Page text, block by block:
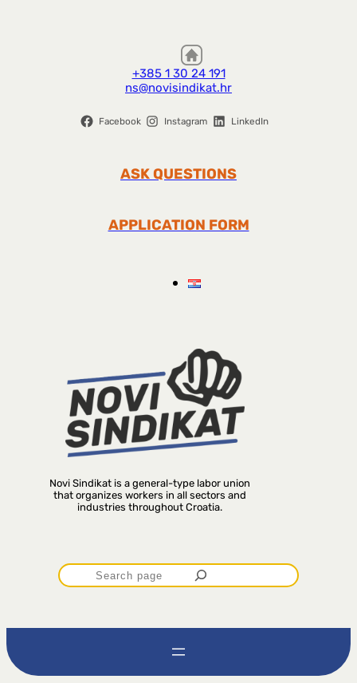
+385 1 30 24 191
ns@novisindikat.hr
Facebook Instagram LinkedIn
ASK QUESTIONS
APPLICATION FORM
Novi Sindikat is a general-type labor union
that organizes workers in all sectors and
industries throughout Croatia.
P
r